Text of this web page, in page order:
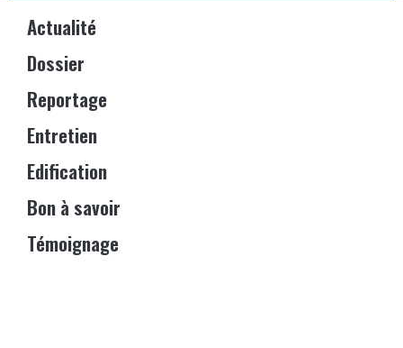
Actualité
Dossier
Reportage
Entretien
Edification
Bon à savoir
Témoignage